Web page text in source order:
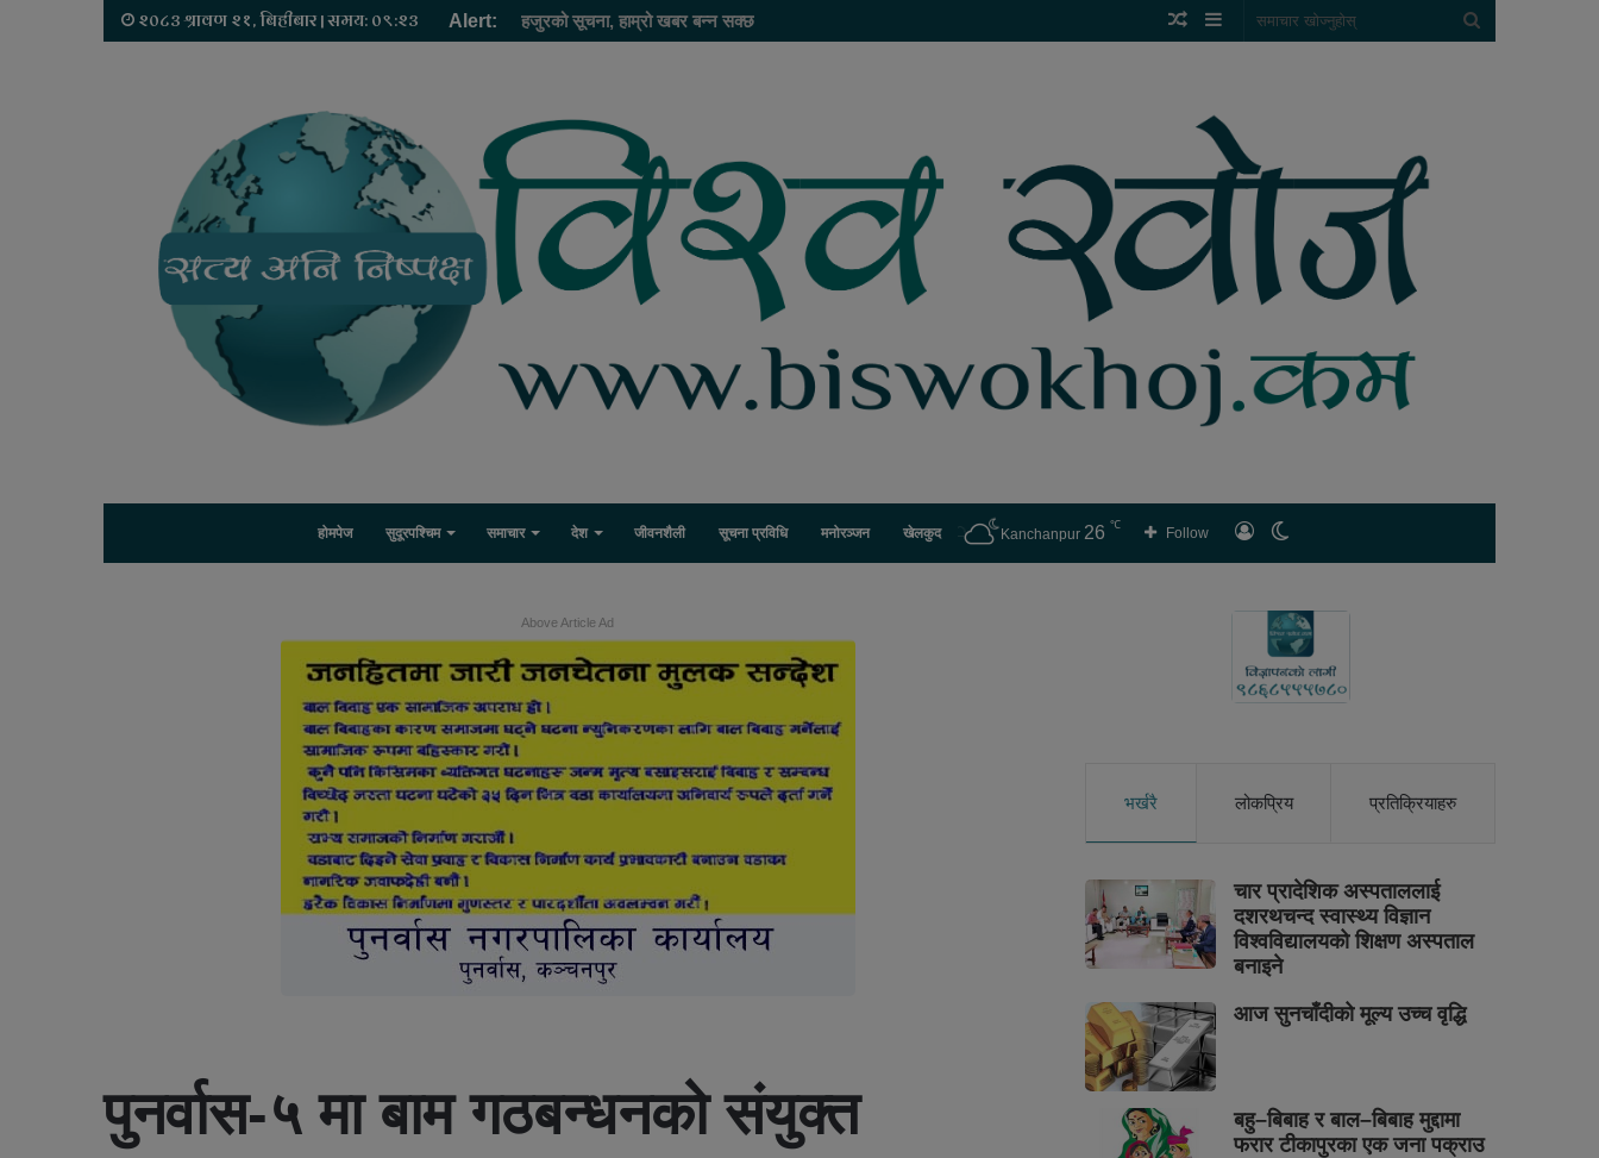
२०८३ श्रावण २१, बिहीबार | समय: ०९:२३ Alert: हजुरको सूचना, हाम्रो खबर बन्न सक्छ Sidebar
Random
होमपेज सुदूरपश्चिम समाचार देश जीवनशैली सूचना प्रविधि मनोरञ्जन खेलकुद लगइन
Follow
Kanchanpur 26 ℃
Above Article Ad
पुनर्वास-५ मा बाम गठबन्धनको संयुक्त
भर्खरै लोकप्रिय प्रतिक्रियाहरु
चार प्रादेशिक अस्पताललाई
दशरथचन्द स्वास्थ्य विज्ञान
विश्वविद्यालयको शिक्षण अस्पताल
बनाइने
आज सुनचाँदीको मूल्य उच्च वृद्धि
बहु–बिबाह र बाल–बिबाह मुद्दामा
फरार टीकापुरका एक जना पक्राउ